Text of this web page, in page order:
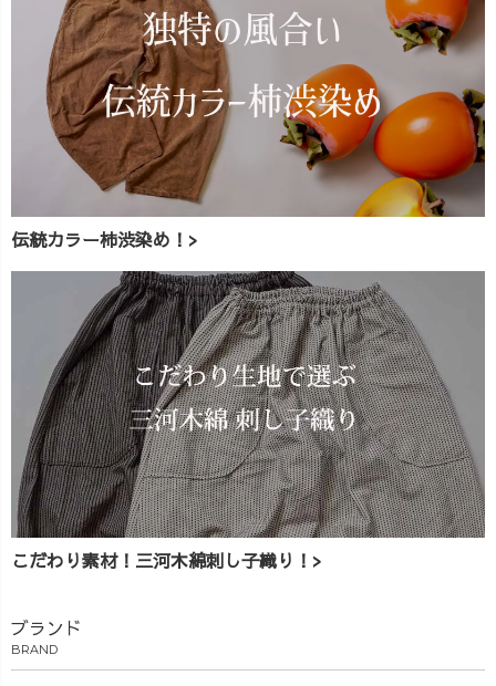
伝統カラー柿渋染め！>
こだわり素材！三河木綿刺し子織り！>
ブランド
BRAND